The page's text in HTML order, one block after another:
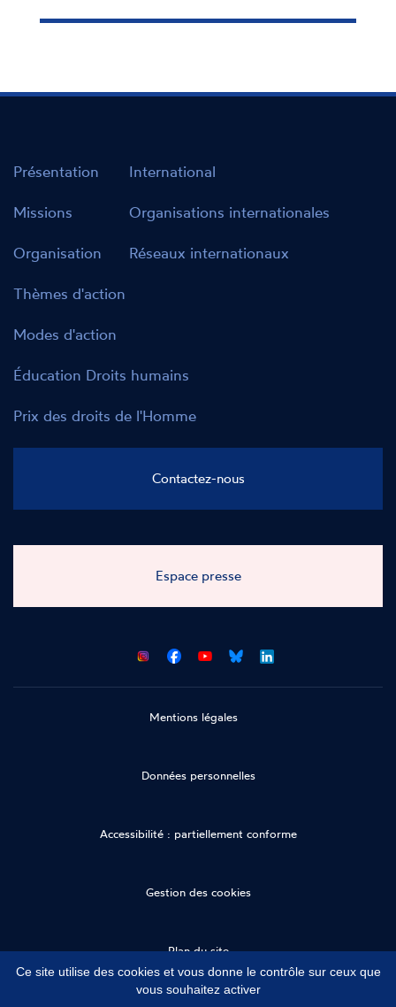
Ce site utilise des cookies et vous donne le contrôle sur ceux que
vous souhaitez activer
Présentation
Missions
Organisation
Thèmes d'action
Modes d'action
International
Organisations internationales
Réseaux internationaux
Éducation Droits humains
Prix des droits de l'Homme
Contactez-nous
Espace presse
CNCDHCNCDHCNCDHCNCDH
sur
Mentions légales
Données personnelles
Accessibilité : partiellement conforme
Gestion des cookies
Plan du site